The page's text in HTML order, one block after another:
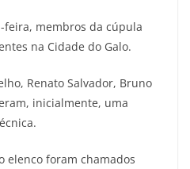
feira, membros da cúpula
na Cidade do Galo.
Renato Salvador, Bruno
inicialmente, uma
elenco foram chamados